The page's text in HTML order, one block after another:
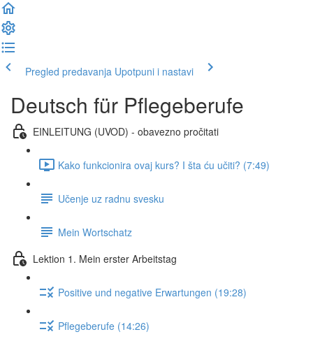
Pregled predavanja Upotpuni i nastavi
Deutsch für Pflegeberufe
EINLEITUNG (UVOD) - obavezno pročitati
Kako funkcionira ovaj kurs? I šta ću učiti? (7:49)
Učenje uz radnu svesku
Mein Wortschatz
Lektion 1. Mein erster Arbeitstag
Positive und negative Erwartungen (19:28)
Pflegeberufe (14:26)